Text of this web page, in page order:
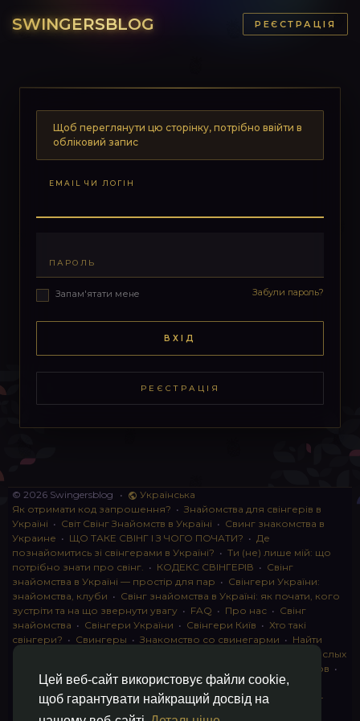
Цей веб-сайт використовує файли cookie,
щоб гарантувати найкращий досвід на
SWINGERSBLOG РЕЄСТРАЦІЯ
Щоб переглянути цю сторінку, потрібно ввійти в
обліковий запис
EMAIL ЧИ ЛОГІН
ПАРОЛЬ
Запам'ятати мене Забули пароль?
ВХІД
РЕЄСТРАЦІЯ
© 2026 Swingersblog •
Українська
Як отримати код запрошення? • Знайомства для свінгерів в
Україні • Світ Свінг Знайомств в Україні • Свинг знакомства в
Украине • ЩО ТАКЕ СВІНГ І З ЧОГО ПОЧАТИ? • Де
познайомитись зі свінгерами в Україні? • Ти (не) лише мій: що
потрібно знати про свінг. • КОДЕКС СВІНГЕРІВ • Свінг
знайомства в Україні — простір для пар • Свінгери України:
знайомства, клуби • Свінг знайомства в Україні: як почати, кого
зустріти та на що звернути увагу • FAQ • Про нас • Свінг
знайомства • Свінгери України • Свінгери Київ • Хто такі
свінгери? • Свингеры • Знакомство со свинегарми • Найти
instagram для взрослых
Клуб свингеров •
Конфіденційність• Правила• Партнерська програма
Свингеры •Свинг-пати•О свингерах откровенно
Свинг-
клуб: что это и как работает